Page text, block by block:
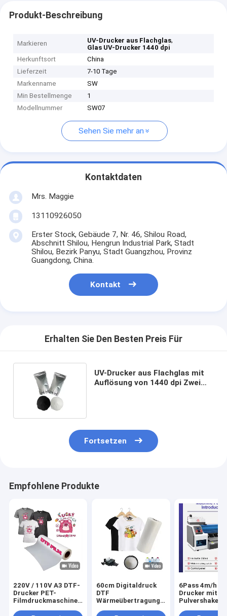
Produkt-Beschreibung
Markieren UV-Drucker aus Flachglas,
Glas UV-Drucker 1440 dpi
Herkunftsort
China
Lieferzeit
7-10 Tage
Markenname
SW
Min Bestellmenge
1
Modellnummer
SW07
Sehen Sie mehr an
Kontaktdaten
Mrs. Maggie
13110926050
Erster Stock, Gebäude 7, Nr. 46, Shilou Road,
Abschnitt Shilou, Hengrun Industrial Park, Stadt
Shilou, Bezirk Panyu, Stadt Guangzhou, Provinz
Guangdong, China.
Kontakt
Erhalten Sie Den Besten Preis Für
UV-Drucker aus Flachglas mit
Auflösung von 1440 dpi Zwei
Fortsetzen
Empfohlene Produkte
220V / 110V A3 DTF-
Drucker PET-
Filmdruckmaschine
60cm Digitaldruck
DTF
Wärmeübertragung
6Pass 4m/h
Drucker mit
Pulvershaker